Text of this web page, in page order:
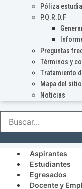
Póliza
P.Q.R.D.F
Preguntas
Términos y
Tratamiento
Mapa del sitio
Noticias
Aspirantes
Estudiantes
Egresados
Docente y